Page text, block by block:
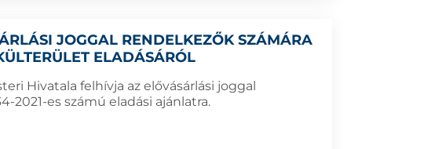
JOGGAL RENDELKEZŐK SZÁMÁRA
ELADÁSÁRÓL
Hivatala felhívja az elővásárlási joggal
2021-es számú eladási ajánlatra.